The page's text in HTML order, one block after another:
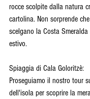
rocce scolpite dalla natura
cartolina. Non sorprende
scelgano la Costa
estivo.
Spiaggia di Cala Goloritzè:
Proseguiamo il nostro tour
dell'isola per scoprire la